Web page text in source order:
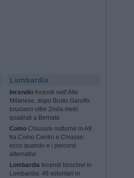
Lombardia
Incendio Incendi nell’Alto
Milanese, dopo Busto Garolfo
bruciano oltre 2mila metri
quadrati a Bernate
Como Chiusure notturne in A9
tra Como Centro e Chiasso:
ecco quando e i percorsi
alternativi
Lombardia Incendi boschivi in
Lombardia: 48 volontari in